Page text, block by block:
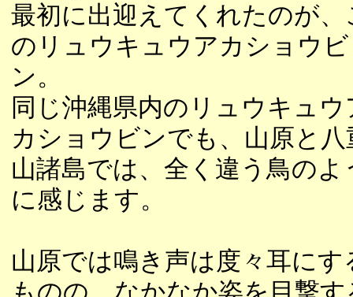
最初に出迎えてくれたのが、
のリュウキュウアカショウビ
ン。
同じ沖縄県内のリュウキュウ
カショウビンでも、山原と八
山諸島では、全く違う鳥のよ
に感じます。
山原では鳴き声は度々耳にす